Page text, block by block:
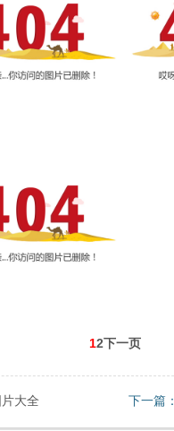
12下一页
大全 下一篇：